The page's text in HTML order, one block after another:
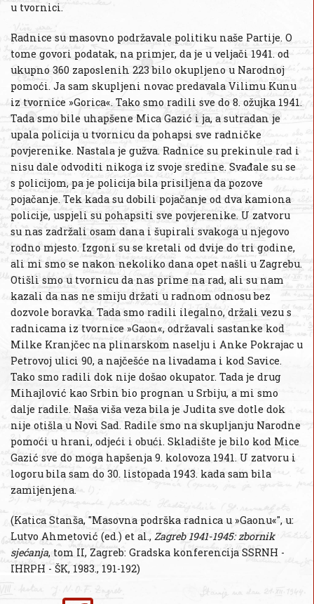
u tvornici.
Radnice su masovno podržavale politiku naše Partije. O
tome govori podatak, na primjer, da je u veljači 1941. od
ukupno 360 zaposlenih 223 bilo okupljeno u Narodnoj
pomoći. Ja sam skupljeni novac predavala Vilimu Kunu
iz tvornice »Gorica«. Tako smo radili sve do 8. ožujka 1941.
Tada smo bile uhapšene Mica Gazić i ja, a sutradan je
upala policija u tvornicu da pohapsi sve radničke
povjerenike. Nastala je gužva. Radnice su prekinule rad i
nisu dale odvoditi nikoga iz svoje sredine. Svađale su se
s policijom, pa je policija bila prisiljena da pozove
pojačanje. Tek kada su dobili pojačanje od dva kamiona
policije, uspjeli su pohapsiti sve povjerenike. U zatvoru
su nas zadržali osam dana i šupirali svakoga u njegovo
rodno mjesto. Izgoni su se kretali od dvije do tri godine,
ali mi smo se nakon nekoliko dana opet našli u Zagrebu.
Otišli smo u tvornicu da nas prime na rad, ali su nam
kazali da nas ne smiju držati u radnom odnosu bez
dozvole boravka. Tada smo radili ilegalno, držali vezu s
radnicama iz tvornice »Gaon«, održavali sastanke kod
Milke Kranjčec na plinarskom naselju i Anke Pokrajac u
Petrovoj ulici 90, a najčešće na livadama i kod Savice.
Tako smo radili dok nije došao okupator. Tada je drug
Mihajlović kao Srbin bio prognan u Srbiju, a mi smo
dalje radile. Naša viša veza bila je Judita sve dotle dok
nije otišla u Novi Sad. Radile smo na skupljanju Narodne
pomoći u hrani, odjeći i obući. Skladište je bilo kod Mice
Gazić sve do moga hapšenja 9. kolovoza 1941. U zatvoru i
logoru bila sam do 30. listopada 1943. kada sam bila
zamijenjena.
(Katica Stanša, "Masovna podrška radnica u »Gaonu«", u:
Lutvo Ahmetović (ed.) et al., Zagreb 1941-1945: zbornik
sjećanja, tom II, Zagreb: Gradska konferencija SSRNH -
IHRPH - ŠK, 1983., 191-192)